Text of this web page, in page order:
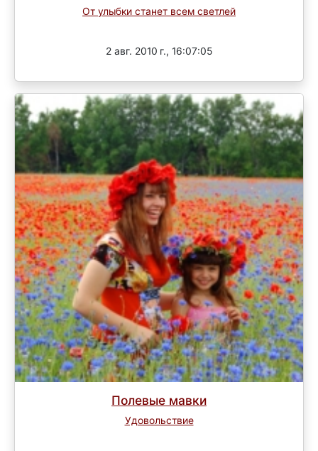
От улыбки станет всем светлей
2 авг. 2010 г., 16:07:05
Полевые мавки
Удовольствие